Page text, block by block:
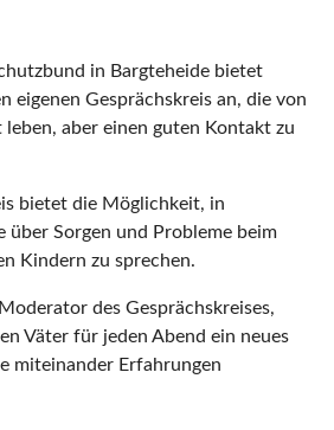
in Bargteheide bietet
eigenen Gesprächskreis an, die von
aber einen guten Kontakt zu
bietet die Möglichkeit, in
über Sorgen und Probleme beim
Kindern zu sprechen.
des Gesprächskreises,
Väter für jeden Abend ein neues
miteinander Erfahrungen